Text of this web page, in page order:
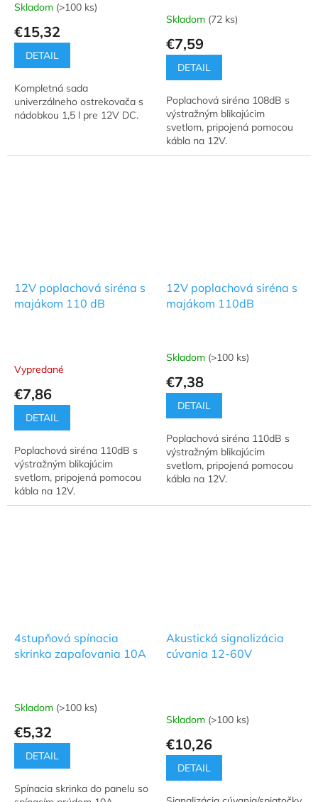
Priemerné
produktu
5,0
5
hviezdičiek.
Skladom (>100 ks)
€15,32
DETAIL
Kompletná sada
univerzálneho ostrekovača s
nádobkou 1,5 l pre 12V DC.
Skladom (72 ks)
€7,59
DETAIL
Poplachová siréna 108dB s
výstražným blikajúcim
svetlom, pripojená pomocou
kábla na 12V.
12V poplachová siréna s
majákom 110 dB
Vypredané
€7,86
DETAIL
Poplachová siréna 110dB s
výstražným blikajúcim
svetlom, pripojená pomocou
kábla na 12V.
12V poplachová siréna s
majákom 110dB
Priemerné
produktu
5,0
5
hviezdičiek.
Skladom (>100 ks)
€7,38
DETAIL
Poplachová siréna 110dB s
výstražným blikajúcim
svetlom, pripojená pomocou
kábla na 12V.
4stupňová spínacia
skrinka zapaľovania 10A
Priemerné
produktu
5,0
5
Skladom (>100 ks)
€5,32
DETAIL
Spínacia skrinka do panelu so
Akustická signalizácia
cúvania 12-60V
Skladom (>100 ks)
€10,26
DETAIL